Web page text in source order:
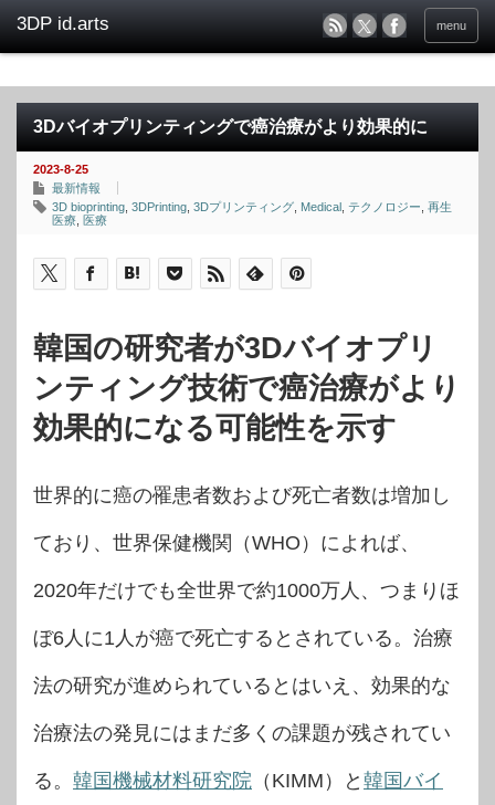
menu
3Dバイオプリンティングで癌治療がより効果的に
2023-8-25
最新情報
3D bioprinting 3DPrinting 3Dプリンティング Medical テクノロジー 再生
医療 医療
韓国の研究者が3Dバイオプリ
ンティング技術で癌治療がより
効果的になる可能性を示す
世界的に癌の罹患者数および死亡者数は増加し
ており、世界保健機関（WHO）によれば、
2020年だけでも全世界で約1000万人、つまりほ
ぼ6人に1人が癌で死亡するとされている。治療
法の研究が進められているとはいえ、効果的な
治療法の発見にはまだ多くの課題が残されてい
る。 韓国機械材料研究院 （KIMM）と 韓国バイ